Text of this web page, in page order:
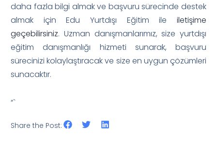
daha fazla bilgi almak ve başvuru sürecinde destek
almak için Edu Yurtdışı Eğitim ile iletişime
geçebilirsiniz. Uzman danışmanlarımız, size yurtdışı
eğitim danışmanlığı hizmeti sunarak, başvuru
sürecinizi kolaylaştıracak ve size en uygun çözümleri
sunacaktır.
“`
Share the Post: